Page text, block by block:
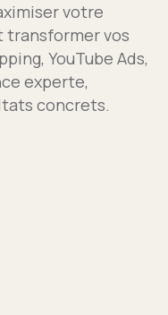
votre
transformer vos
YouTube Ads,
experte,
concrets.